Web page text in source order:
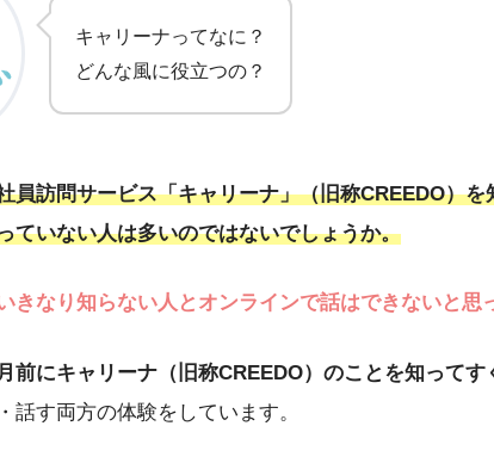
キャリーナってなに？
どんな風に役立つの？
員訪問サービス「キャリーナ」（旧称CREEDO）
ていない人は多いのではないでしょうか。
きなり知らない人とオンラインで話はできないと思
前にキャリーナ（旧称CREEDO）のことを知ってす
話す両方の体験をしています。